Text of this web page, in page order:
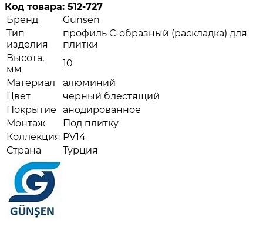
Код товара: 512-727
Бренд
Gunsen
Тип
изделия
профиль С-образный (раскладка) для
плитки
Высота,
мм
10
Материал
алюминий
Цвет
черный блестящий
Покрытие
анодированное
Монтаж
Под плитку
Коллекция PV14
Страна
Турция